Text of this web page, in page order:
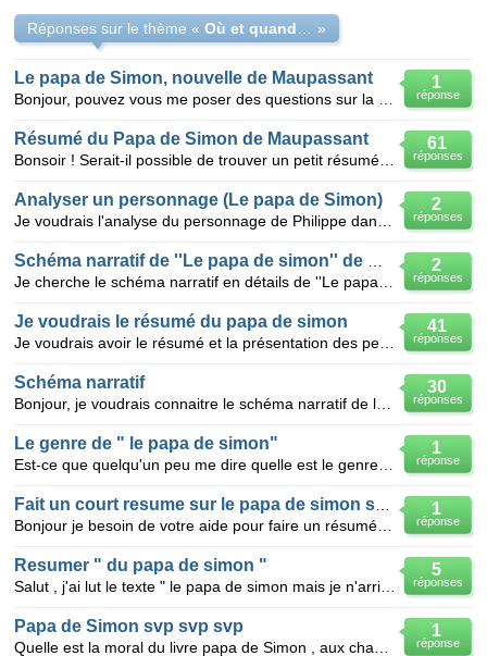
Réponses sur le thème « »
1
réponse
Le papa de Simon, nouvelle de Maupassant
61
réponses
Résumé du Papa de Simon de Maupassant
2
réponses
Analyser un personnage (Le papa de Simon)
2
réponses
41
réponses
Je voudrais le résumé du papa de simon
30
réponses
Schéma narratif
1
réponse
Le genre de " le papa de simon"
1
réponse
5
réponses
Resumer " du papa de simon "
1
réponse
Papa de Simon svp svp svp